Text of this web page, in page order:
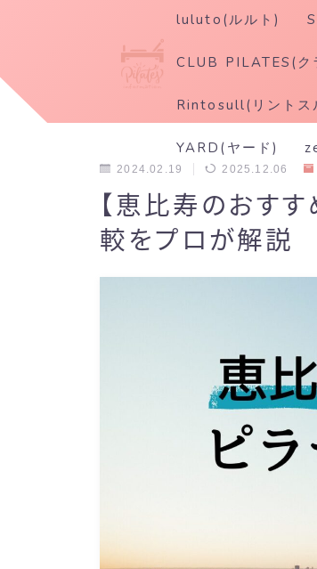
luluto(ルルト)
CLUB PILATES(ク
Rintosull(リントス
YARD(ヤード)
2024.02.19 2025.12.06
【恵比寿のおす
較をプロが解説